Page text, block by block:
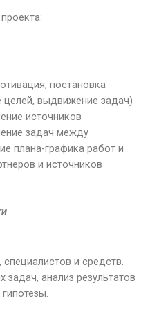
постановка
выдвижение задач)
источников
задач между
плана-графика работ и
и источников
и средств.
анализ результатов